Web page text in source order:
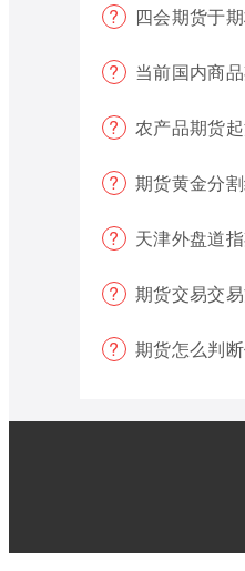
四会期货于
当前国内商
农产品期货
期货黄金分
天津外盘道
期货交易交
期货怎么判